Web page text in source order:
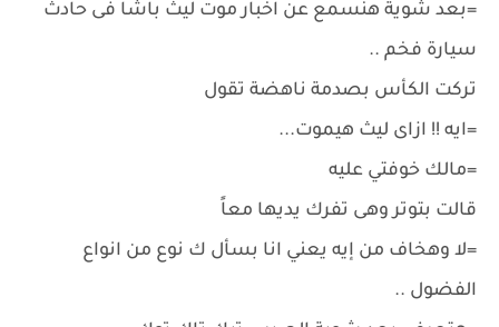
=بعد شوية هنسمع عن اخبار موت ليث باشا فى حادث
سيارة فخم ..
تركت الكأس بصدمة ناهضة تقول
=ايه !! ازاى ليث هيموت...
=مالك خوفتي عليه
قالت بتوتر وهى تفرك يديها معاً
=لا وهخاف من إيه يعني انا بسأل ك نوع من انواع
الفضول ..